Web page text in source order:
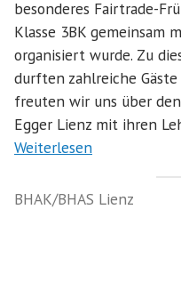
besonderes Fairtrade-
Klasse 3BK gemeinsam
organisiert wurde. Zu
durften zahlreiche
freuten wir uns über
Egger Lienz mit ihren
Weiterlesen
BHAK/BHAS Lienz